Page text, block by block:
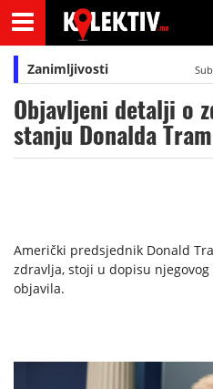
Zanimljivosti
Objavljeni detalji o
stanju Donalda
Američki predsjednik Donald
zdravlja, stoji u dopisu
objavila.